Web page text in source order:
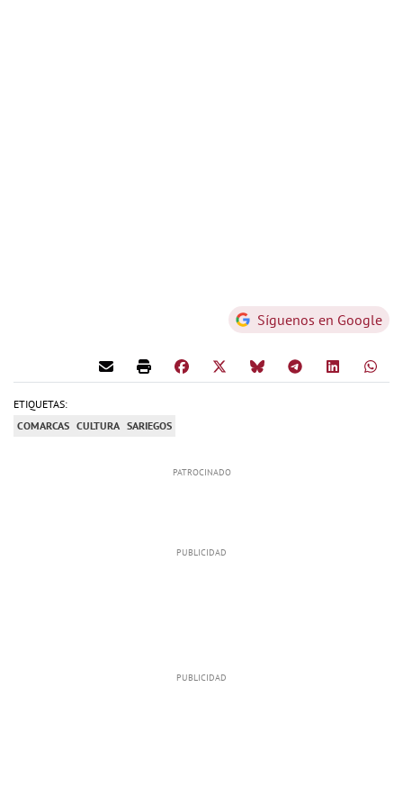
Síguenos en Google
ETIQUETAS:
COMARCAS CULTURA SARIEGOS